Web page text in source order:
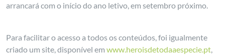
arrancará com o início do ano letivo, em setembro próximo.
Para facilitar o acesso a todos os conteúdos, foi igualmente
criado um site, disponível emwww.heroisdetodaaespecie.pt,